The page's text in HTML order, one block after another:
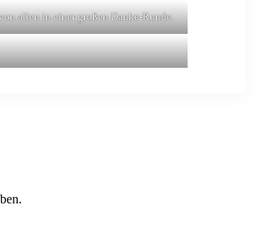
allen in einer großen Danke-Runde.